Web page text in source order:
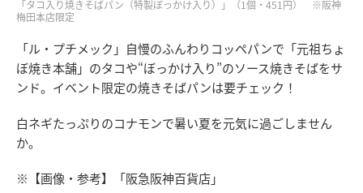
「タコ入り焼きそばパン（特製ぼっかけ入り）」（1個・451円） ※阪神
梅田本店限定
「ル・プチメック」自慢のふんわりコッペパンで「元祖ちょ
ぼ焼き本舗」のタコや“ぼっかけ入り”のソース焼きそばをサ
ンド。イベント限定の焼きそばパンは要チェック！
白ネギたっぷりのコナモンで暑い夏を元気に過ごしません
か。
※【画像・参考】「阪急阪神百貨店」